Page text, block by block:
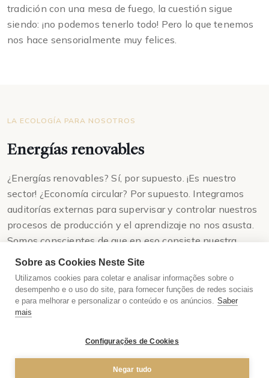
tradición con una mesa de fuego, la cuestión sigue
siendo: ¡no podemos tenerlo todo! Pero lo que tenemos
nos hace sensorialmente muy felices.
LA ECOLOGÍA PARA NOSOTROS
Energías renovables
¿Energías renovables? Sí, por supuesto. ¡Es nuestro
sector! ¿Economía circular? Por supuesto. Integramos
auditorías externas para supervisar y controlar nuestros
procesos de producción y el aprendizaje no nos asusta.
Somos conscientes de que en eso consiste nuestra
ecología... ¡pero es mucho más! Es pensar en crear
objetos fascinantes con materiales sencillos. Es luchar
claramente contra la obsolescencia programada. Es
garantizar la asistencia en piezas y la capacidad de
intervención para los productos de más de 15 años. Es,
Sobre as Cookies Neste Site
Utilizamos cookies para coletar e analisar informações sobre o
desempenho e o uso do site, para fornecer funções de redes sociais
e para melhorar e personalizar o conteúdo e os anúncios. Saber
mais
Configurações de Cookies
Negar tudo